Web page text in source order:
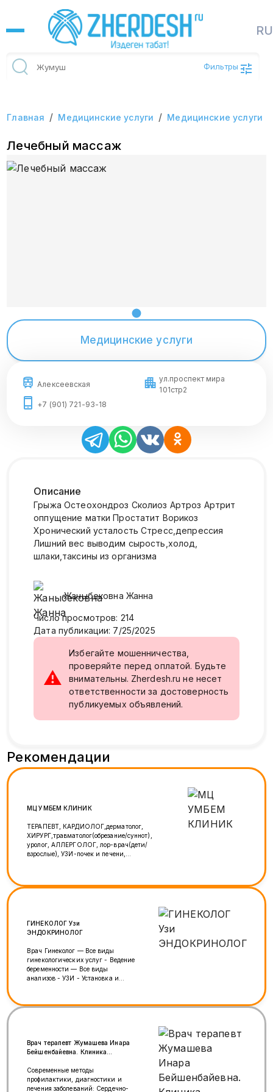
RU
Фильтры
Главная / Медицинские услуги / Медицинские услуги
Лечебный массаж
Медицинские услуги
Алексеевская
ул.проспект мира
101стр2
+7 (901) 721-93-18
Описание
Грыжа Остеохондроз Сколиоз Артроз Артрит
оппущение матки Простатит Ворикоз
Хронический усталость Стресс,депрессия
Лишний вес выводим сырость,холод,
шлаки,таксины из организма
Жаныбековна Жанна
Число просмотров: 214
Дата публикации: 7/25/2025
⚠
Избегайте мошенничества,
проверяйте перед оплатой. Будьте
внимательны. Zherdesh.ru не несет
ответственности за достоверность
публикуемых объявлений.
Рекомендации
МЦ УМБЕМ КЛИНИК
ТЕРАПЕВТ, КАРДИОЛОГ,дерматолог,
ХИРУРГ,травматолог(обрезание/суннот),
уролог, АЛЛЕРГОЛОГ, лор-врач(дети/
взрослые), УЗИ-почек и печени,
БОРБОРДО! ЖОГОРКУ КАТЕГОРИЯДАГЫ
Аллергология,Гастроэнтерология,УЗИ,Анализы,
Дневной стационар 1. М. Нахимовский
Кондратюка 2 3. М. Митино, Пятницкое шоссе
35 Ежедневно с 09:00 20:00. Запись на прием
по номеру: +7 925 103 2277 (WhatsApp) +7
925 103 2255 (WhatsApp) +7 925 103 2777
ГИНЕКОЛОГ Узи
ЭНДОКРИНОЛОГ
Врач Гинеколог — Все виды
гинекологических услуг - Ведение
беременности — Все виды
анализов - УЗИ - Установка и
Врач терапевт Жумашева Инара
Бейшенбайевна. Клиника
м.Пролетарская
Современные методы
профилактики, диагностики и
лечения заболеваний: Сердечно-